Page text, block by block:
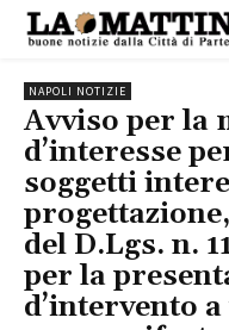
NAPOLI NOTIZIE
Avviso per la
d’interesse
soggetti
del D.Lgs. n.
per la
d’intervento